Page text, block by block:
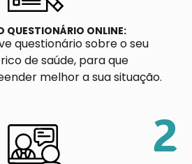
QUESTIONÁRIO ONLINE:
questionário sobre o seu
de saúde, para que
melhor a sua situação.
2